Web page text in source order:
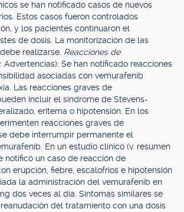
se han notificado casos de nuevos
Estos casos fueron controlados
y los pacientes continuaron el
de dosis. La monitorización de las
realizarse. Reacciones de
Advertencias): Se han notificado reacciones
asociadas con vemurafenib
Las reacciones graves de
incluir el síndrome de Stevens-
eritema o hipotensión. En los
reacciones graves de
debe interrumpir permanente el
En un estudio clínico (v. resumen
notificó un caso de reacción de
erupción, fiebre, escalofríos e hipotensión
la administración del vemurafenib en
dos veces al día. Síntomas similares se
del tratamiento con una dosis